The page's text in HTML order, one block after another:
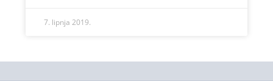
7. lipnja 2019.